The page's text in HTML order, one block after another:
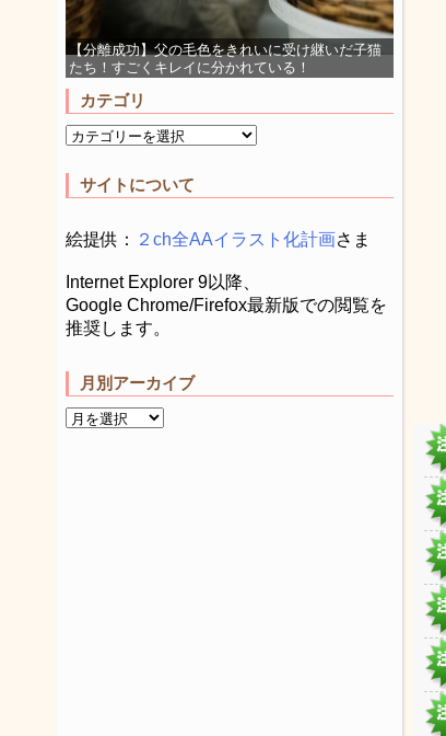
【分離成功】父の毛色をきれいに受け継いだ子猫
たち！すごくキレイに分かれている！
カテゴリ
サイトについて
絵提供： ２ch全AAイラスト化計画さま
Internet Explorer 9以降、
Google Chrome/Firefox最新版での閲覧を
推奨します。
月別アーカイブ